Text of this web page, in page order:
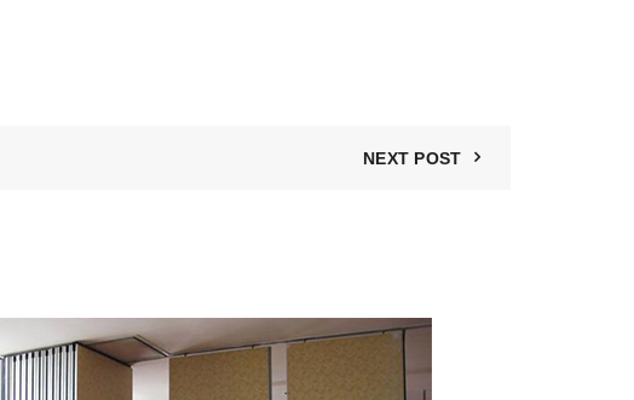
NEXT POST